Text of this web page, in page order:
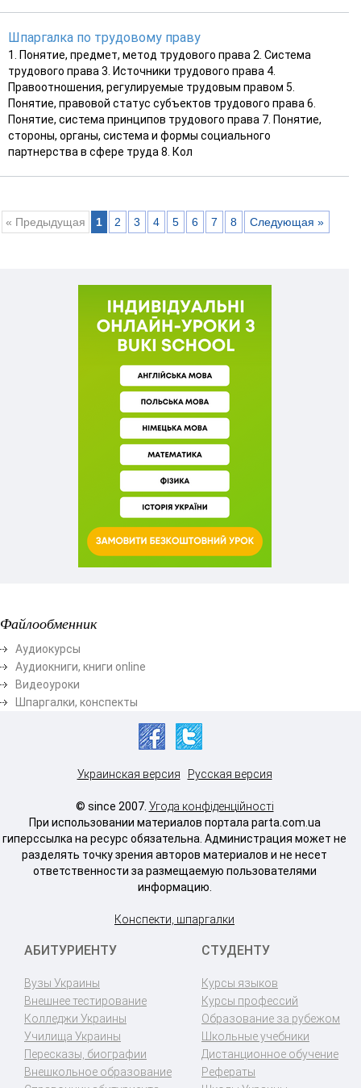
Шпаргалка по трудовому праву
1. Понятие, предмет, метод трудового права 2. Система
трудового права 3. Источники трудового права 4.
Правоотношения, регулируемые трудовым правом 5.
Понятие, правовой статус субъектов трудового права 6.
Понятие, система принципов трудового права 7. Понятие,
стороны, органы, система и формы социального
партнерства в сфере труда 8. Кол
« Предыдущая 1 2 3 4 5 6 7 8 Следующая »
Файлообменник
Аудиокурсы
Аудиокниги, книги online
Видеоуроки
Шпаргалки, конспекты
Украинская версия Русская версия
© since 2007. Угода конфіденційності
При использовании материалов портала parta.com.ua
гиперссылка на ресурс обязательна. Администрация может не
разделять точку зрения авторов материалов и не несет
ответственности за размещаемую пользователями
информацию.
Конспекти, шпаргалки
АБИТУРИЕНТУ
Вузы Украины
Внешнее тестирование
Колледжи Украины
Училища Украины
Пересказы, биографии
Внешкольное образование
СТУДЕНТУ
Курсы языков
Курсы профессий
Образование за рубежом
Школьные учебники
Дистанционное обучение
Рефераты